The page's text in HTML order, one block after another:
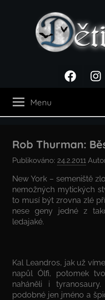
noci
Facebook
Menu
Rob Thurman:
Publikováno: 24.2.2011
New York – semeniště
nemožných mytických
to musí být zrovna zlé
nese geny jedné z
ledajaké.
Kal Leandros, jak už
napůl Ólfi, potomek
naháněli i
podobné jen jméno a